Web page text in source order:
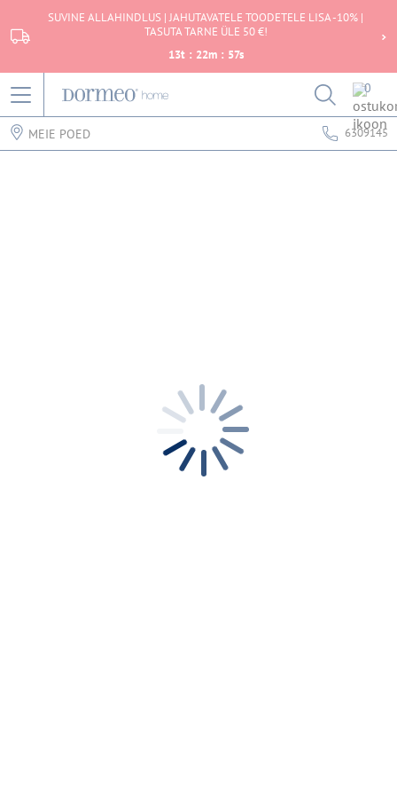
SUVINE ALLAHINDLUS | JAHUTAVATELE TOODETELE LISA -10% |
TASUTA TARNE ÜLE 50 €!
13t : 22m : 57s
0
MEIE POED 6309145